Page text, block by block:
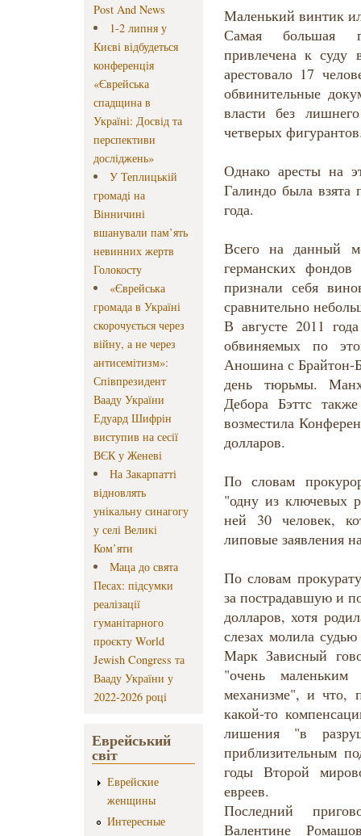
Post And News
1-2 липня у
Києві відбудеться
конференція
«Єврейська
спадщина в
Україні: Досвід та
перспективи
досліджень»
У Теплицькій
громаді на
Вінничині
вшанували пам’ять
невинних жертв
Голокосту
«Єврейська
громада в Україні
скорочується через
війну, а не через
антисемітизм»:
Співпрезидент
Вааду України
Едуард Шифрін
виступив на сесії
ВЄК у Женеві
На Закарпатті
відновлять
унікальну синагогу
у селі Великі
Ком’яти
Маца до свята
Песах: підсумки
реалізації
гуманітарного
проєкту World
Jewish Congress та
Вааду України у
2022-2026 році
Еврейський
світ
Еврейские
женщины
Интересные
Маленький винтик
Самая большая
привлечена к суду
арестовало 17
обвинительные
власти без
четверых
Однако аресты на
Галиндо была взята
года.
Всего на данный
германских
признали себя
сравнительно
В августе 2011
обвиняемых по
Аношина с Брайтон-
день тюрьмы.
Дебора Бэттс
возместила
долларов.
По словам
"одну из ключевых
ней 30 человек,
липовые заявления
По словам
за пострадавшую и
долларов, хотя
слезах молила
Марк Зависный
"очень
механизме", и что,
какой-то
лишения "в
приблизительным
годы Второй
евреев.
Последний
Валентине